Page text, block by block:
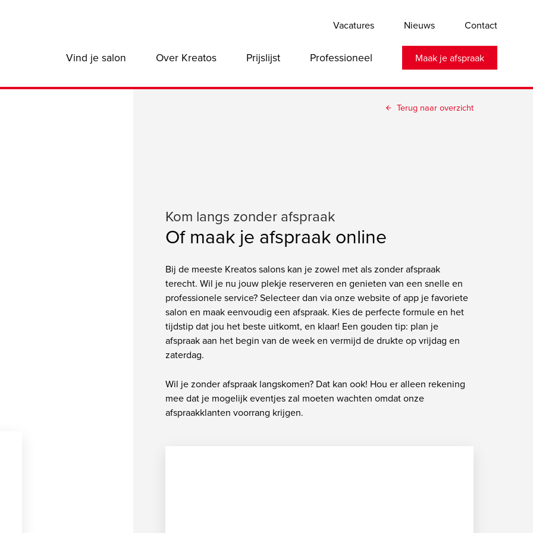
Vacatures Nieuws Contact
Main
Vind je salon Over Kreatos Prijslijst Professioneel Maak je afspraak
Terug naar overzicht
Kom langs zonder afspraak
Of maak je afspraak online
Bij de meeste Kreatos salons kan je zowel met als zonder afspraak
terecht. Wil je nu jouw plekje reserveren en genieten van een snelle en
professionele service? Selecteer dan via onze website of app je favoriete
salon en maak eenvoudig een afspraak. Kies de perfecte formule en het
tijdstip dat jou het beste uitkomt, en klaar! Een gouden tip: plan je
afspraak aan het begin van de week en vermijd de drukte op vrijdag en
zaterdag.
Wil je zonder afspraak langskomen? Dat kan ook! Hou er alleen rekening
mee dat je mogelijk eventjes zal moeten wachten omdat onze
afspraakklanten voorrang krijgen.